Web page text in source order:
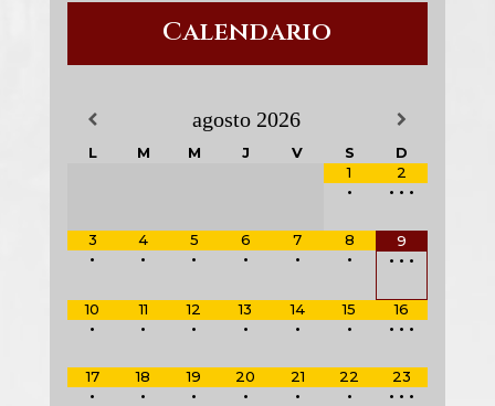
Calendario
agosto 2026
L M M J V S
D
1
•
2
• • •
3
•
4
•
5
•
6
•
7
•
8
•
9
• • •
10
•
11
•
12
•
13
•
14
•
15
•
16
• • •
17
•
18
•
19
•
20
•
21
•
22
•
23
• • •